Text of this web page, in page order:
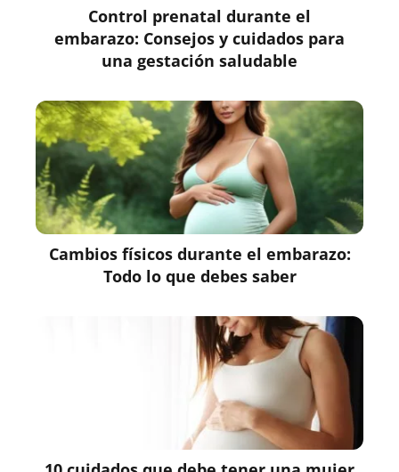
Control prenatal durante el
embarazo: Consejos y cuidados para
una gestación saludable
Cambios físicos durante el embarazo:
Todo lo que debes saber